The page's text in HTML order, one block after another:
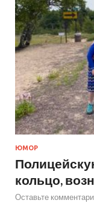
ЮМОР
кольцо,
Оставьте